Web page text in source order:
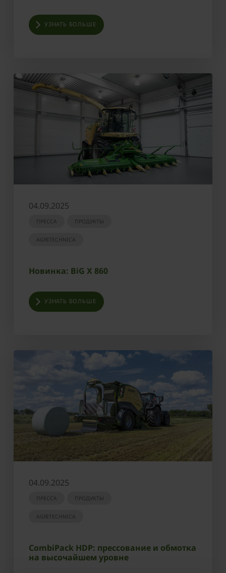
УЗНАТЬ БОЛЬШЕ
04.09.2025
ПРЕССА ПРОДУКТЫ
AGRITECHNICA
Новинка: BiG X 860
УЗНАТЬ БОЛЬШЕ
04.09.2025
ПРЕССА ПРОДУКТЫ
AGRITECHNICA
CombiPack HDP: прессование и обмотка
на высочайшем уровне